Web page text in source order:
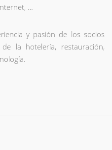
…
y pasión de los socios
la hotelería, restauración,